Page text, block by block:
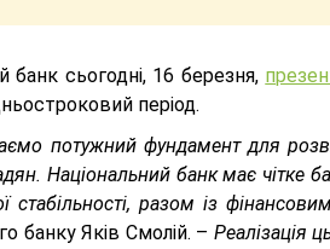
банк сьогодні, 16 березня,
період.
потужний фундамент для
Національний банк має чітке
стабільності, разом із
банку Яків Смолій. – Реалізація